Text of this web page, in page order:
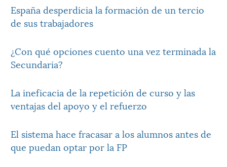
España desperdicia la formación de un tercio
de sus trabajadores
¿Con qué opciones cuento una vez terminada la
Secundaria?
La ineficacia de la repetición de curso y las
ventajas del apoyo y el refuerzo
El sistema hace fracasar a los alumnos antes de
que puedan optar por la FP